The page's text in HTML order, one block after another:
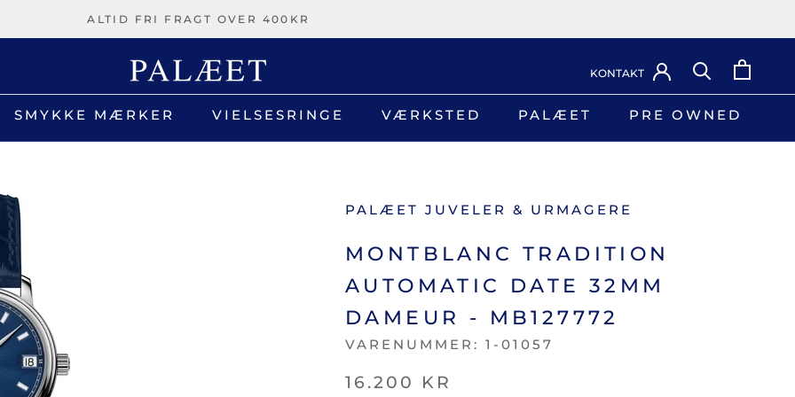
ALTID FRI FRAGT OVER 400KR
SMYKKE MÆRKER VIELSESRINGE
VÆRKSTED
PALÆET
PRE OWNED
KONTAKT
PALÆET JUVELER & URMAGERE
MONTBLANC TRADITION
AUTOMATIC DATE 32MM
DAMEUR - MB127772
VARENUMMER: 1-01057
16.200 KR